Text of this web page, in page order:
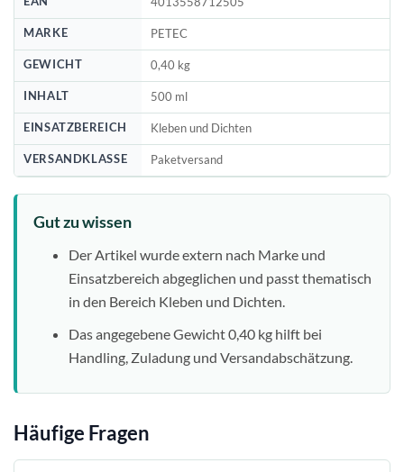
MARKE PETEC
GEWICHT 0,40 kg
INHALT 500 ml
EINSATZBEREICH Kleben und Dichten
VERSANDKLASSE Paketversand
Gut zu wissen
Der Artikel wurde extern nach Marke und
Einsatzbereich abgeglichen und passt thematisch
in den Bereich Kleben und Dichten.
Das angegebene Gewicht 0,40 kg hilft bei
Handling, Zuladung und Versandabschätzung.
Häufige Fragen